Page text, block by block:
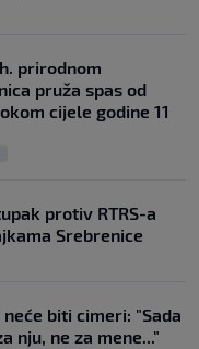
prirodnom
pruža spas od
cijele godine 11
protiv RTRS-a
Srebrenice
biti cimeri: "Sada
nju, ne za mene..."